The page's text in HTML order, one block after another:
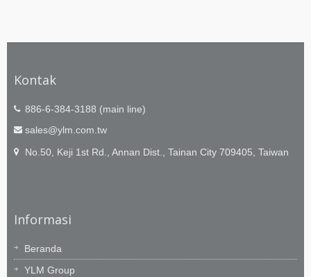
Kontak
886-6-384-3188 (main line)
sales@ylm.com.tw
No.50, Keji 1st Rd., Annan Dist., Tainan City 709405, Taiwan
Informasi
Beranda
YLM Group